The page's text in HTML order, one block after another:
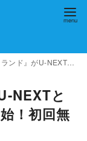
オパスで動画配信開始！初回無料で見られるよ！
NEXTと
！初回無